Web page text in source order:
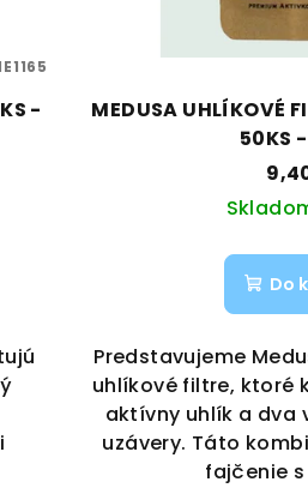
-
MEDUSA UHLÍKOVÉ
50KS
Do
Predstavujeme
uhlíkové filtre, ktoré
aktívny uhlík a dva
uzávery. Táto
fajčenie s